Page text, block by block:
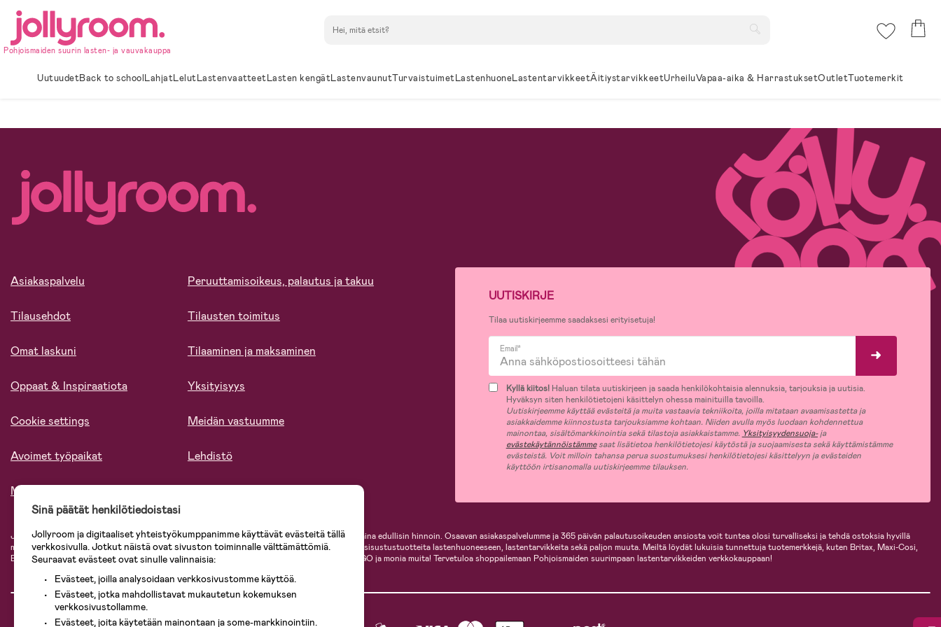
Hoppa
innehållet
Pohjoismaiden suurin lasten- ja vauvakauppa
UutuudetBack to schoolLahjatLelutLastenvaatteetLasten kengätLastenvaunutTurvaistuimetLastenhuoneLastentarvikkeetÄitiystarvikkeetUrheiluVapaa-aika & HarrastuksetOutletTuotemerkit
Asiakaspalvelu
Tilausehdot
Omat laskuni
Oppaat & Inspiraatiota
Cookie settings
Avoimet työpaikat
Meistä
Peruuttamisoikeus, palautus ja takuu
Tilausten toimitus
Tilaaminen ja maksaminen
Yksityisyys
Meidän vastuumme
Lehdistö
UUTISKIRJE
Tilaa uutiskirjeemme saadaksesi erityisetuja!
Email*
Kyllä kiitos!Haluan tilata uutiskirjeen ja saada henkilökohtaisia alennuksia, tarjouksia ja uutisia.
Hyväksyn siten henkilötietojeni käsittelyn ohessa mainituilla tavoilla.
Uutiskirjeemme käyttää evästeitä ja muita vastaavia tekniikoita, joilla mitataan avaamisastetta ja
asiakkaidemme kiinnostusta tarjouksiamme kohtaan. Niiden avulla myös luodaan kohdennettua
mainontaa, sisältömarkkinointia sekä tilastoja asiakkaistamme. Yksityisyydensuoja-ja
evästekäytännöistämmesaat lisätietoa henkilötietojesi käytöstä ja suojaamisesta sekä käyttämistämme
evästeistä. Voit milloin tahansa perua suostumuksesi henkilötietojesi käsittelyyn ja evästeiden
käyttöön irtisanomalla uutiskirjeemme tilauksen.
Jollyroomin laajasta valikoimasta tilaat kaiken tarvittavan lapsiperheelle nopeasti, helposti ja aina edullisin hinnoin. Osaavan asiakaspalvelumme ja 365 päivän palautusoikeuden ansiosta voit tuntea olosi turvalliseksi ja tehdä ostoksia hyvillä
mielin. Jollyroomilta saat lastenvaunut, turvaistuimet, vaatteet vauvoille ja lapsille, inspiroivia sisustustuotteita lastenhuoneeseen, lastentarvikkeita sekä paljon muuta. Meiltä löydät lukuisia tunnettuja tuotemerkkejä, kuten Britax, Maxi-Cosi,
Baby Jogger, BabyBjörn, Didriksons, KidKraft, Ergobaby, Philips Avent, Neonate, Cybex, LEGO ja monia muita! Tervetuloa shoppailemaan Pohjoismaiden suurimpaan lastentarvikkeiden verkkokauppaan!
Sinä päätät henkilötiedoistasi
Jollyroom ja digitaaliset yhteistyökumppanimme käyttävät evästeitä tällä
verkkosivulla. Jotkut näistä ovat sivuston toiminnalle välttämättömiä.
Seuraavat evästeet ovat sinulle valinnaisia:
Evästeet, joilla analysoidaan verkkosivustomme käyttöä.
Evästeet, jotka mahdollistavat mukautetun kokemuksen
verkkosivustollamme.
Evästeet, joita käytetään mainontaan ja some-markkinointiin.